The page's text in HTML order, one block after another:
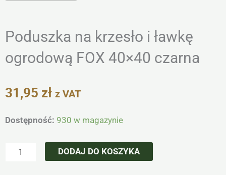
Poduszka na krzesło i ławkę
ogrodową FOX 40×40 czarna
31,95 zł z VAT
Dostępność: 930 w magazynie
ilość
DODAJ DO KOSZYKA